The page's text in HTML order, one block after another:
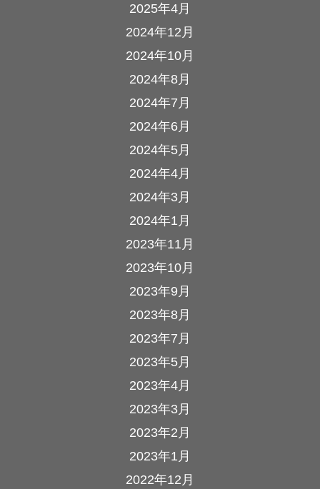
2025年4月
2024年12月
2024年10月
2024年8月
2024年7月
2024年6月
2024年5月
2024年4月
2024年3月
2024年1月
2023年11月
2023年10月
2023年9月
2023年8月
2023年7月
2023年5月
2023年4月
2023年3月
2023年2月
2023年1月
2022年12月